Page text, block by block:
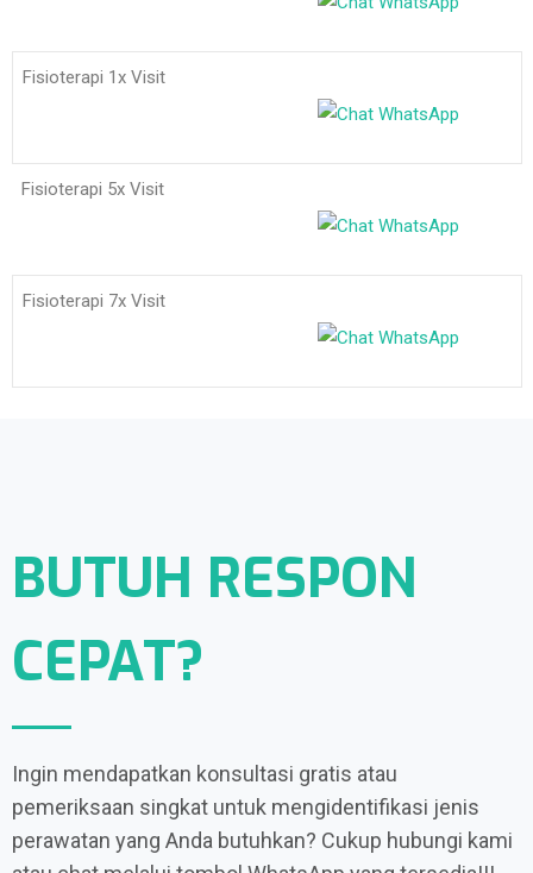
Fisioterapi 1x Visit
Fisioterapi 5x Visit
Fisioterapi 7x Visit
BUTUH RESPON
CEPAT?
Ingin mendapatkan konsultasi gratis atau
pemeriksaan singkat untuk mengidentifikasi jenis
perawatan yang Anda butuhkan? Cukup hubungi kami